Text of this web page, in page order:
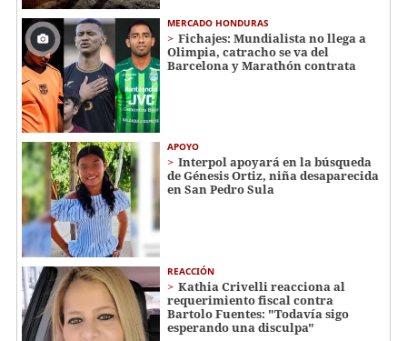
MERCADO HONDURAS
Fichajes: Mundialista no llega a
Olimpia, catracho se va del
Barcelona y Marathón contrata
APOYO
Interpol apoyará en la búsqueda
de Génesis Ortiz, niña desaparecida
en San Pedro Sula
REACCIÓN
Kathia Crivelli reacciona al
requerimiento fiscal contra
Bartolo Fuentes: "Todavía sigo
esperando una disculpa"